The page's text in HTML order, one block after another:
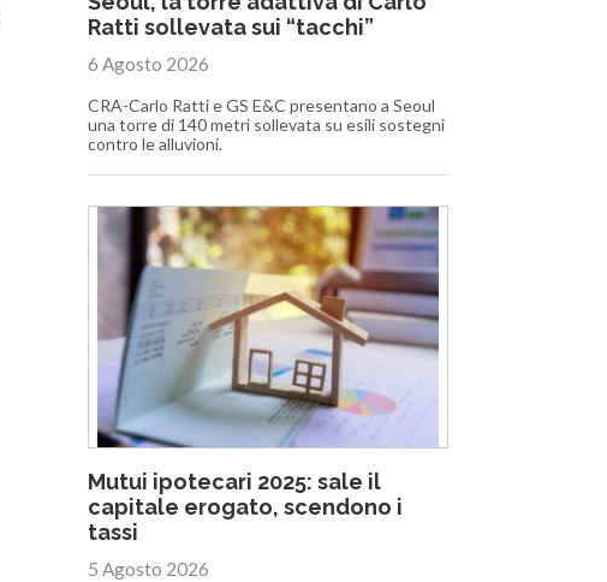
Ratti sollevata sui “tacchi”
6 Agosto 2026
CRA-Carlo Ratti e GS E&C presentano a Seoul
una torre di 140 metri sollevata su esili sostegni
contro le alluvioni.
Mutui ipotecari 2025: sale il
capitale erogato, scendono i
tassi
5 Agosto 2026